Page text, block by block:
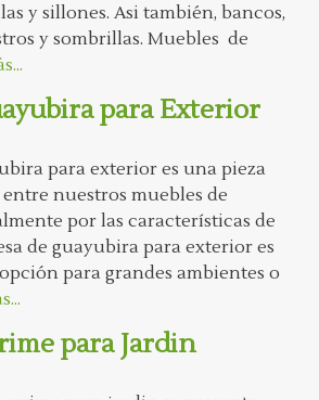
y sillones. Asi también, bancos,
y sombrillas. Muebles de
para Exterior
para exterior es una pieza
nuestros muebles de
por las características de
de guayubira para exterior es
para grandes ambientes o
para Jardin